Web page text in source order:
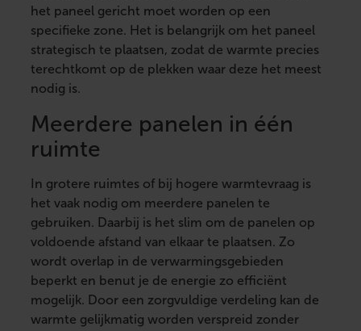
het paneel gericht moet worden op een
specifieke zone. Het is belangrijk om het paneel
strategisch te plaatsen, zodat de warmte precies
terechtkomt op de plekken waar deze het meest
nodig is.
Meerdere panelen in één
ruimte
In grotere ruimtes of bij hogere warmtevraag is
het vaak nodig om meerdere panelen te
gebruiken. Daarbij is het slim om de panelen op
voldoende afstand van elkaar te plaatsen. Zo
wordt overlap in de verwarmingsgebieden
beperkt en benut je de energie zo efficiënt
mogelijk. Door een zorgvuldige verdeling kan de
warmte gelijkmatig worden verspreid zonder